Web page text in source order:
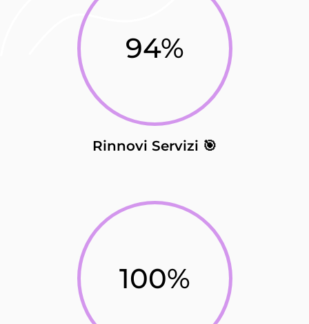
94%
Rinnovi Servizi 🎯
100%